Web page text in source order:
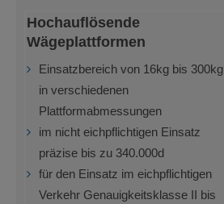
Hochauflösende
Wägeplattformen
Einsatzbereich von 16kg bis 300kg
in verschiedenen
Plattformabmessungen
im nicht eichpflichtigen Einsatz
präzise bis zu 340.000d
für den Einsatz im eichpflichtigen
Verkehr Genauigkeitsklasse II bis